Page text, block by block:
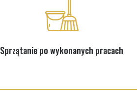
Sprzątanie po wykonanych pracach